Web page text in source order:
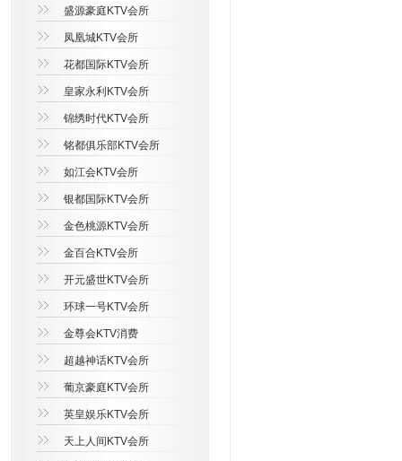
盛源豪庭KTV会所
凤凰城KTV会所
花都国际KTV会所
皇家永利KTV会所
锦绣时代KTV会所
铭都俱乐部KTV会所
如江会KTV会所
银都国际KTV会所
金色桃源KTV会所
金百合KTV会所
开元盛世KTV会所
环球一号KTV会所
金尊会KTV消费
超越神话KTV会所
葡京豪庭KTV会所
英皇娱乐KTV会所
天上人间KTV会所